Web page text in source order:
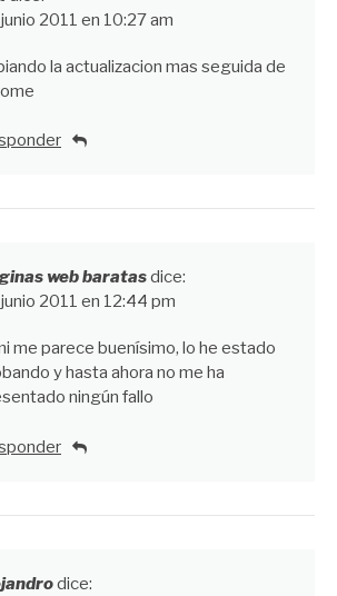
2011 en 10:27 am
la actualizacion mas seguida de
web baratasdice:
2011 en 12:44 pm
me parece buenísimo, lo he estado
y hasta ahora no me ha
ningún fallo
dice: